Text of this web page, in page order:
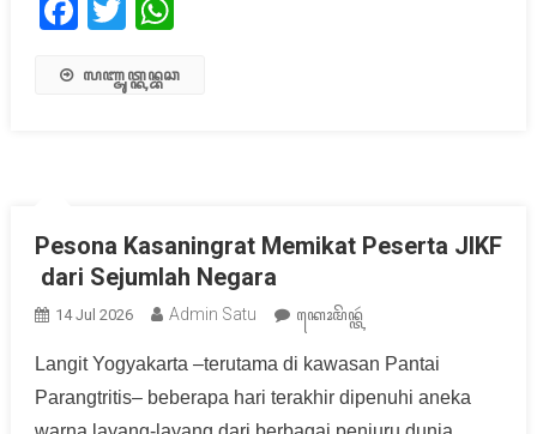
Facebook
Twitter
ꦭꦚ꧀ꦗꦸꦠ꧀ꦏꦤ꧀ꦧꦕ
Pesona Kasaningrat Memikat Peserta JIKF
dari Sejumlah Negara
14 Jul 2026 Admin Satu ꦏꦺꦴꦩꦼꦤ꧀ꦠꦂ
Langit Yogyakarta –terutama di kawasan Pantai
Parangtritis– beberapa hari terakhir dipenuhi aneka